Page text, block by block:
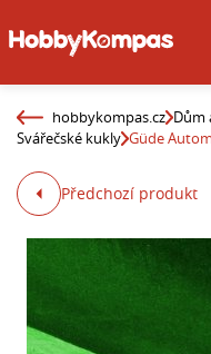
hobbykompas.cz Dům
Svářečské kukly Güde
Předchozí produkt